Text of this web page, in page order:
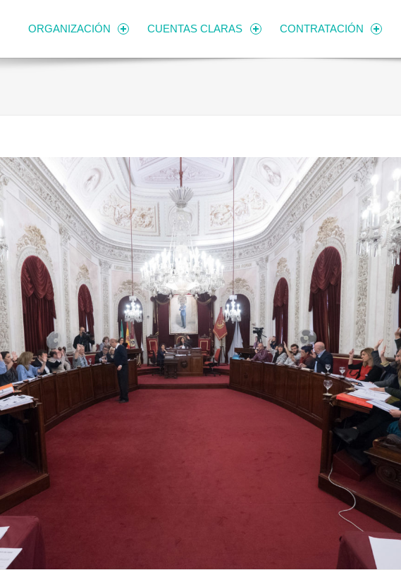
ORGANIZACIÓN CUENTAS CLARAS CONTRATACIÓN